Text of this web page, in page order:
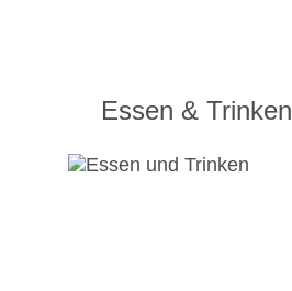
Essen & Trinken